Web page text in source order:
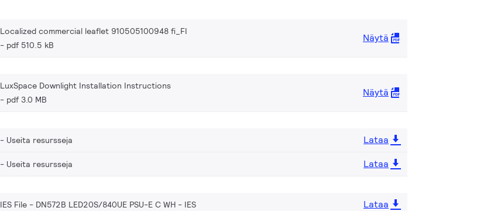
Localized commercial leaflet 910505100948 fi_FI
pdf 510.5 kB
Näytä
LuxSpace Downlight Installation Instructions
pdf 3.0 MB
Näytä
Useita resursseja
Lataa
Useita resursseja Lataa
IES File - DN572B LED20S/840UE PSU-E C WH IES
Lataa